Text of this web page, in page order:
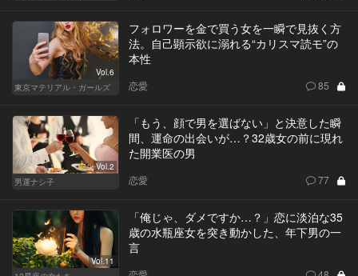
Vol.6
東京マテリアル・ガールズ
フォロワーを金で買う女を一瞬で見抜く方
法。自己顕示欲に溺れる“カリスマ読モ”の
本性
恋愛 85
Vol.2
男運ナシ子
「もう、顔で男を選ばない」と決意した瞬
間、運命の出会いが…？32歳女の前に現れ
た開業医の男
恋愛 77
Vol.11
「俺じゃ、ダメですか…？」恋に淡泊な35
歳の水瓶座女を突き動かした、年下男の一
言